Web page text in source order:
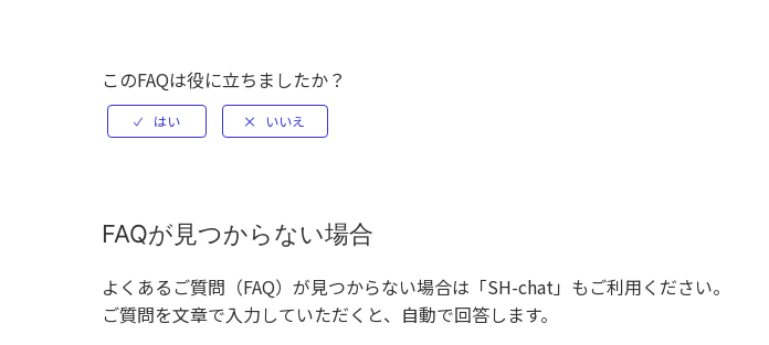
このFAQは役に立ちましたか？
FAQが見つからない場合
よくあるご質問（FAQ）が見つからない場合は「SH-chat」もご利用ください。
ご質問を文章で入力していただくと、自動で回答します。